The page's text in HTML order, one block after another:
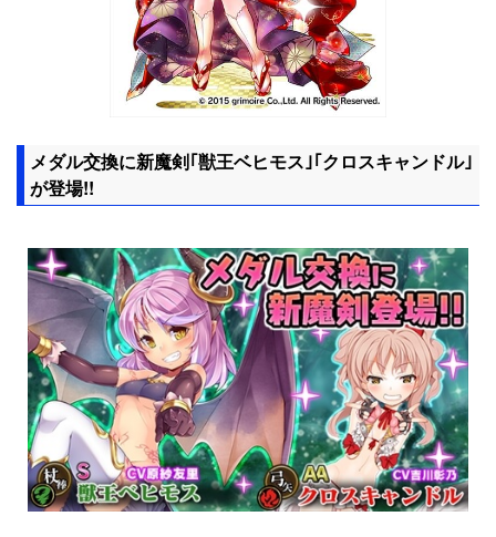
メダル交換に新魔剣｢獣王ベヒモス｣｢クロスキャンドル｣
が登場!!